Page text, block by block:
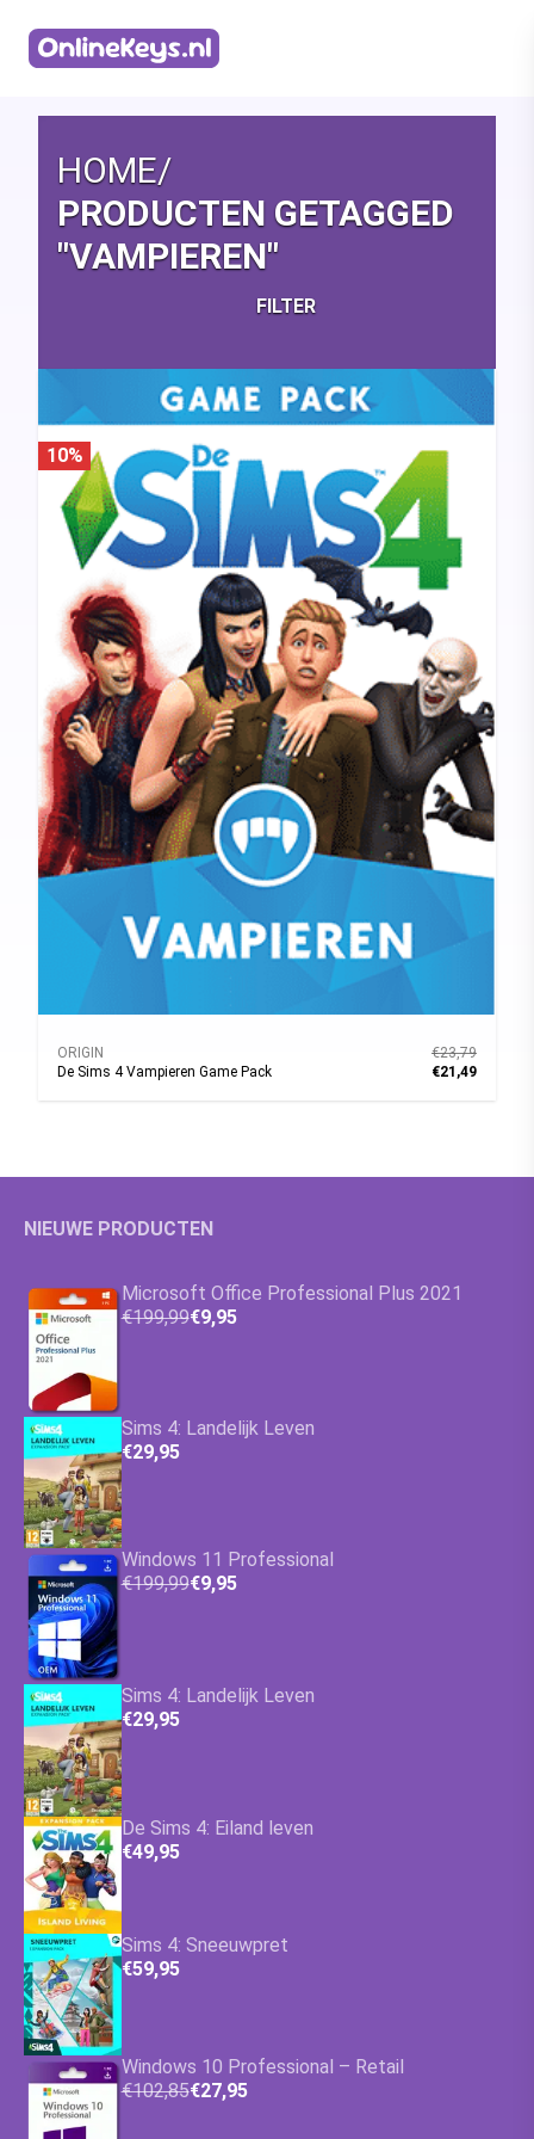
HOME/
PRODUCTEN GETAGGED
"VAMPIEREN"
FILTER
10%
ORIGIN
De Sims 4 Vampieren Game Pack
€23,79
€21,49
NIEUWE PRODUCTEN
Microsoft Office Professional Plus 2021
€199,99€9,95
Sims 4: Landelijk Leven
€29,95
Windows 11 Professional
€199,99€9,95
Sims 4: Landelijk Leven
€29,95
De Sims 4: Eiland leven
€49,95
Sims 4: Sneeuwpret
€59,95
Windows 10 Professional – Retail
€102,85€27,95